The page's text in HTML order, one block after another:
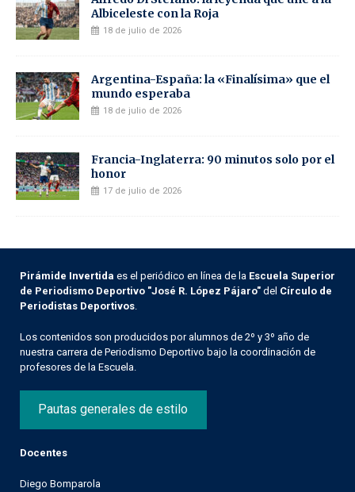
Albiceleste con la Roja
18 de julio de 2026
Argentina-España: la «Finalísima» que el
mundo esperaba
18 de julio de 2026
Francia-Inglaterra: 90 minutos solo por el
honor
17 de julio de 2026
Pirámide Invertida es el periódico en línea de la Escuela Superior
de Periodismo Deportivo "José R. López Pájaro" del Círculo de
Periodistas Deportivos
Los contenidos son producidos por alumnos de 2º y 3º año de
nuestra carrera de Periodismo Deportivo bajo la coordinación de
profesores de la Escuela.
Pautas generales de estilo
Docentes
Diego Bomparola